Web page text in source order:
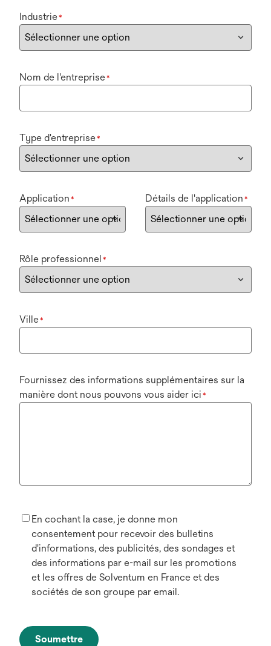
Industrie*
Nom de l'entreprise*
Type d'entreprise*
Application * Détails de l'application *
Rôle professionnel *
Ville*
Fournissez des informations supplémentaires sur la
manière dont nous pouvons vous aider ici *
En cochant la case, je donne mon
consentement pour recevoir des bulletins
d'informations, des publicités, des sondages et
des informations par e-mail sur les promotions
et les offres de Solventum en France et des
sociétés de son groupe par email.
Soumettre